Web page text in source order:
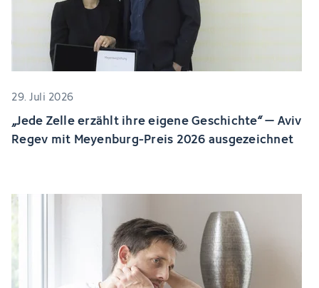
29. Juli 2026
„Jede Zelle erzählt ihre eigene Geschichte“ – Aviv
Regev mit Meyenburg-Preis 2026 ausgezeichnet